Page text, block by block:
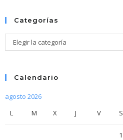
Categorías
Categorías
Elegir la categoría
Calendario
agosto 2026
L
M X J V S
1